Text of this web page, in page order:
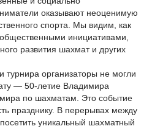
оказывают неоценимую
спорта. Мы видим, как
инициативами,
развития шахмат и других
турнира организаторы не могли
— 50-летие Владимира
по шахматам. Это событие
празднику. В перерывах между
уникальный шахматный